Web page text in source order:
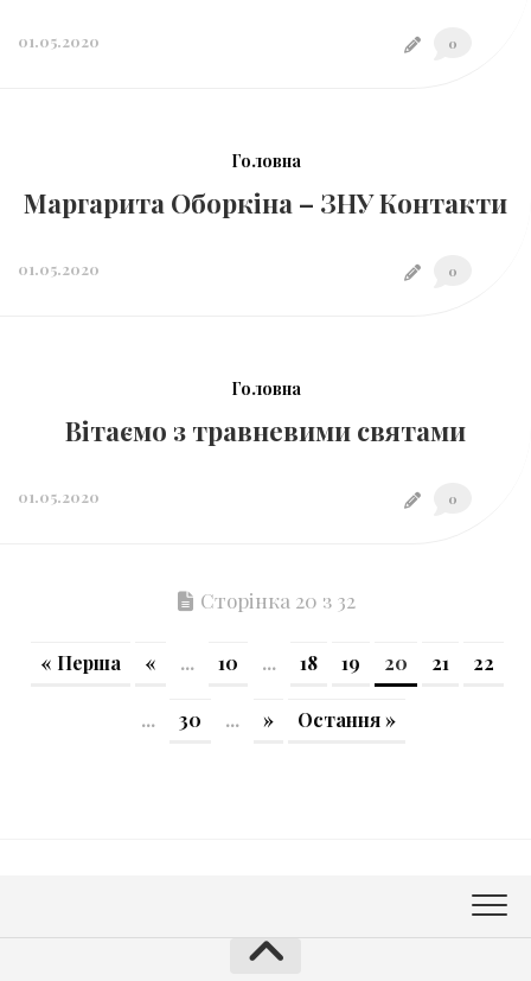
0
01.05.2020
Головна
Маргарита Оборкіна – ЗНУ Контакти
0
01.05.2020
Головна
Вітаємо з травневими святами
0
01.05.2020
Сторінка 20 з 32
« Перша « ... 10 ... 18 19 20 21 22
... 30 ... » Остання »